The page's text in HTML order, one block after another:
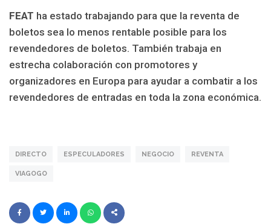
FEAT ha estado trabajando para que la reventa de
boletos sea lo menos rentable posible para los
revendedores de boletos. También trabaja en
estrecha colaboración con promotores y
organizadores en Europa para ayudar a combatir a los
revendedores de entradas en toda la zona económica.
DIRECTO ESPECULADORES NEGOCIO REVENTA
VIAGOGO